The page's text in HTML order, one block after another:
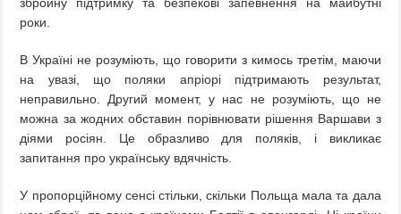
роки.
В Україні не розуміють, що говорити з кимось третім, маючи
на увазі, що поляки апріорі підтримають результат,
неправильно. Другий момент, у нас не розуміють, що не
можна за жодних обставин порівнювати рішення Варшави з
діями росіян. Це образливо для поляків, і викликає
запитання про українську вдячність.
У пропорційному сенсі стільки, скільки Польща мала та дала